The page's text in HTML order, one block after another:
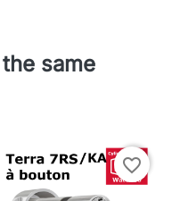
same
favorite_border